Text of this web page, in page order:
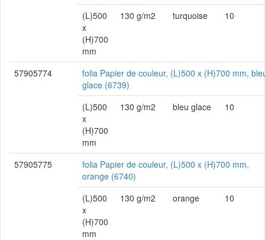
(L)500
x
(H)700
mm
130 g/m2 turquoise 10
57905774
folia Papier de couleur, (L)500 x (H)700 mm,
glace (6739)
(L)500
x
(H)700
mm
130 g/m2 bleu glace 10
57905775
folia Papier de couleur, (L)500 x (H)700 mm,
orange (6740)
(L)500
x
(H)700
mm
130 g/m2 orange 10